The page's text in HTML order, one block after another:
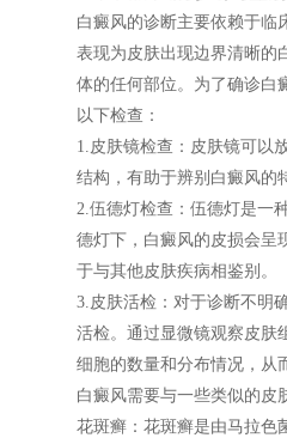
白癜风的诊断主要依赖于临
表现为皮肤出现边界清晰的
体的任何部位。为了确诊白
以下检查：
1.皮肤镜检查：皮肤镜可以
结构，有助于辨别白癜风的
2.伍德灯检查：伍德灯是一
德灯下，白癜风的皮损会呈
于与其他皮肤疾病相鉴别。
3.皮肤活检：对于诊断不明
活检。通过显微镜观察皮肤
细胞的数量和分布情况，从
白癜风需要与一些类似的皮
花斑癣：花斑癣是由马拉色